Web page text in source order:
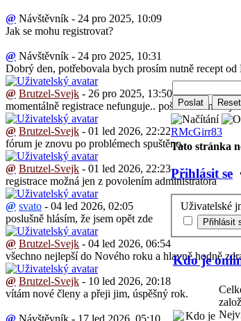
@ Návštěvník - 24 pro 2025, 10:09
Jak se mohu registrovat?
@ Návštěvník - 24 pro 2025, 10:31
Dobrý den, potřebovala bych prosím nutně recept
@ Brutzel-Svejk - 26 pro 2025, 13:50
momentálně registrace nefunguje.. pošlete mě mail
@ Brutzel-Svejk - 01 led 2026, 22:22
fórum je znovu po problémech spuštěno.
@ Brutzel-Svejk - 01 led 2026, 22:23
registrace možná jen z povolením administratora
@ svato - 04 led 2026, 02:05
poslušně hlásím, že jsem opět zde
@ Brutzel-Svejk - 04 led 2026, 06:54
všechno nejlepší do Nového roku a hlavně hodně
@ Brutzel-Svejk - 10 led 2026, 20:18
vítám nové členy a přeji jim, úspěšný rok.
@ Návštěvník - 17 led 2026, 05:10
RMcGirr83
Tato stránka
Přihlásit se
Uživatelské
Kdo je